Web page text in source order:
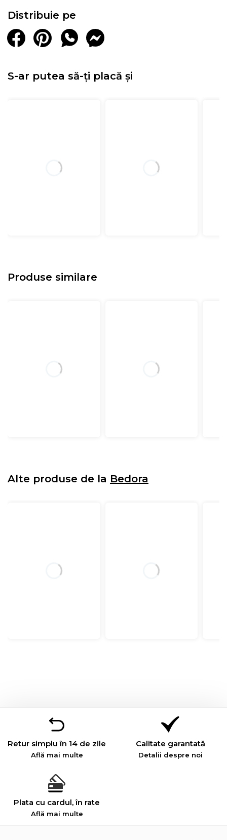
Distribuie pe
S-ar putea să-ți placă și
Produse similare
Alte produse de la Bedora
Retur simplu în 14 de zile
Află mai multe
Calitate garantată
Detalii despre noi
Plata cu cardul, în rate
Află mai multe